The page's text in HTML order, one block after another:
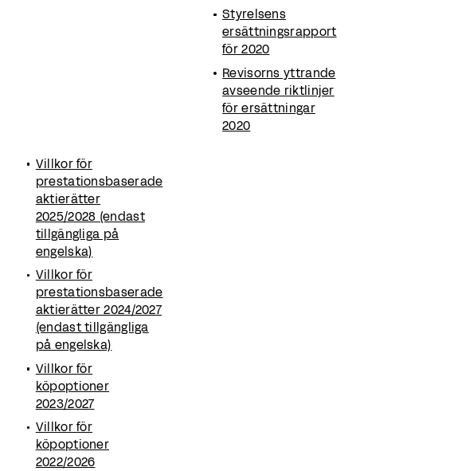
Styrelsens
ersättningsrapport
för 2020
Revisorns yttrande
avseende riktlinjer
för ersättningar
2020
Villkor för
prestationsbaserade
aktierätter
2025/2028 (endast
tillgängliga på
engelska)
Villkor för
prestationsbaserade
aktierätter 2024/2027
(endast tillgängliga
på engelska)
Villkor för
köpoptioner
2023/2027
Villkor för
köpoptioner
2022/2026